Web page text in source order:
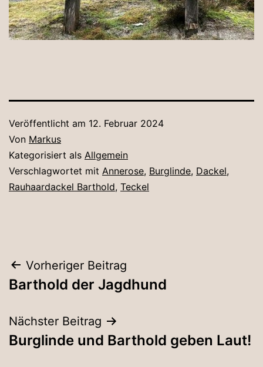
Veröffentlicht am 12. Februar 2024
Von Markus
Kategorisiert als Allgemein
Verschlagwortet mit Annerose, Burglinde, Dackel,
Rauhaardackel Barthold, Teckel
Beitragsnavigation
Vorheriger Beitrag
Barthold der Jagdhund
Nächster Beitrag
Burglinde und Barthold geben Laut!